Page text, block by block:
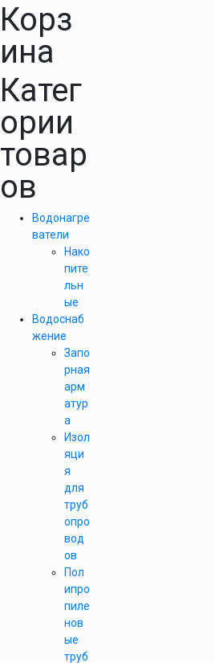
Корз
ина
Катег
ории
товар
ов
Водонагре
ватели
Нако
пите
льн
ые
Водоснаб
жение
Запо
рная
арм
атур
а
Изол
яци
я
для
труб
опро
вод
ов
Пол
ипро
пиле
нов
ые
труб